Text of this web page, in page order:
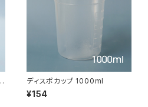
ディスポカップ 1000ml
¥154